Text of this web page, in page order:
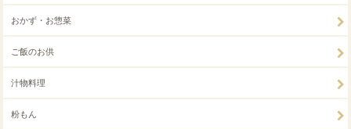
おかず・お惣菜
ご飯のお供
汁物料理
粉もん